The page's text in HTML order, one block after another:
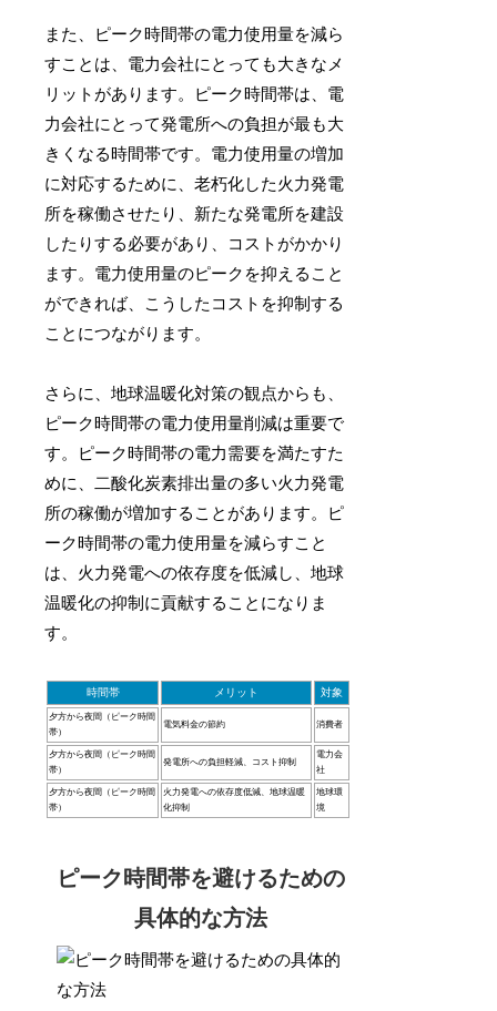
また、ピーク時間帯の電力使用量を減ら
すことは、電力会社にとっても大きなメ
リットがあります。ピーク時間帯は、電
力会社にとって発電所への負担が最も大
きくなる時間帯です。電力使用量の増加
に対応するために、老朽化した火力発電
所を稼働させたり、新たな発電所を建設
したりする必要があり、コストがかかり
ます。電力使用量のピークを抑えること
ができれば、こうしたコストを抑制する
ことにつながります。
さらに、地球温暖化対策の観点からも、
ピーク時間帯の電力使用量削減は重要で
す。ピーク時間帯の電力需要を満たすた
めに、二酸化炭素排出量の多い火力発電
所の稼働が増加することがあります。ピ
ーク時間帯の電力使用量を減らすこと
は、火力発電への依存度を低減し、地球
温暖化の抑制に貢献することになりま
す。
時間帯 メリット 対象
夕方から夜間（ピーク時間
帯）
電気料金の節約 消費者
夕方から夜間（ピーク時間
帯）
発電所への負担軽減、コスト抑制
電力会
社
夕方から夜間（ピーク時間
帯）
火力発電への依存度低減、地球温暖
化抑制
地球環
境
ピーク時間帯を避けるための
具体的な方法